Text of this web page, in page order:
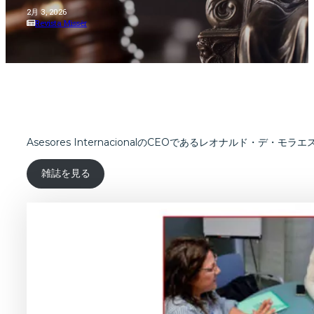
2月 3, 2026
Revista Missèr
Asesores InternacionalのCEOであるレオナルド・デ・モラエ
雑誌を見る